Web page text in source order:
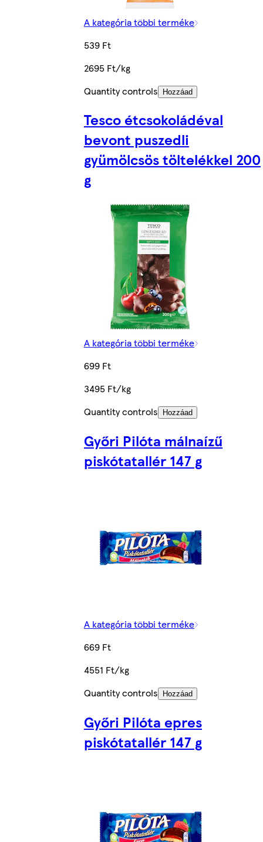
A kategória többi terméke
539 Ft
2695 Ft/kg
Quantity controls
Hozzáad
Tesco étcsokoládéval
bevont puszedli
gyümölcsös töltelékkel 200
g
A kategória többi terméke
699 Ft
3495 Ft/kg
Quantity controls
Hozzáad
Győri Pilóta málnaízű
piskótatallér 147 g
A kategória többi terméke
669 Ft
4551 Ft/kg
Quantity controls
Hozzáad
Győri Pilóta epres
piskótatallér 147 g